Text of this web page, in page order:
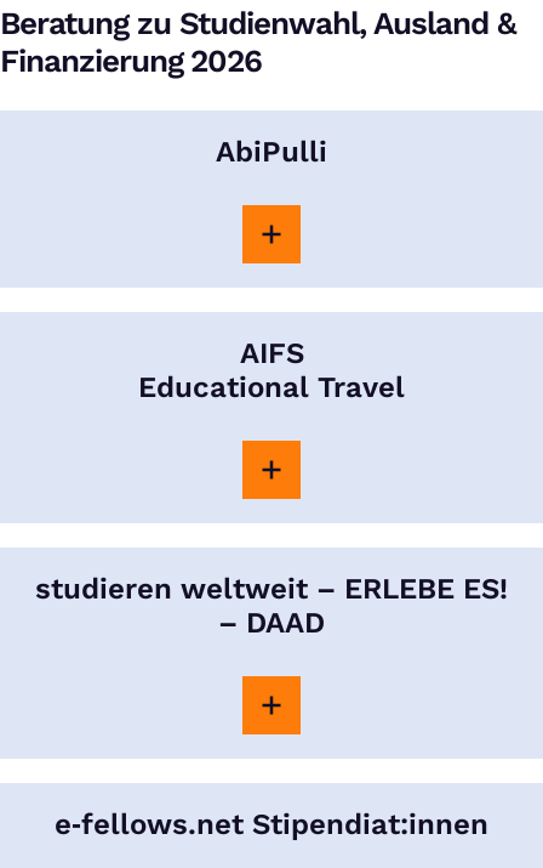
Beratung zu Studienwahl, Ausland &
Finanzierung 2026
AbiPulli
AIFS
Educational Travel
studieren weltweit – ERLEBE ES!
– DAAD
e‑fellows.net Stipendiat:innen